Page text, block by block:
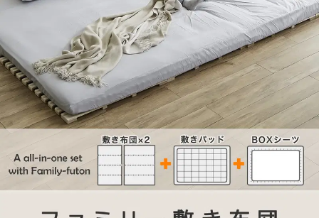
幅200cm 幅280cm 幅300cm
▼ファミリー敷き布団専用ボックスシーツ・単品
幅200cm 幅220cm 幅240cm 幅260cm
幅280cm 幅300cm 幅320cm
▼ファミリー敷き布団専用敷きパッド・単品
幅220cm 幅240cm 幅260cm
幅280cm 幅300cm 幅320cm